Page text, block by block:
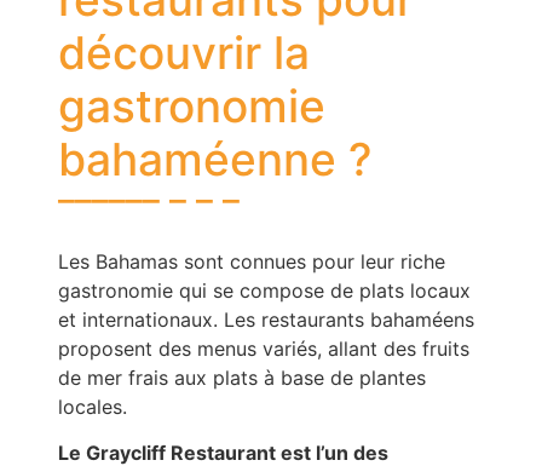
découvrir la
gastronomie
bahaméenne ?
Les Bahamas sont connues pour leur riche
gastronomie qui se compose de plats locaux
et internationaux. Les restaurants bahaméens
proposent des menus variés, allant des fruits
de mer frais aux plats à base de plantes
locales.
Le Graycliff Restaurant est l’un des